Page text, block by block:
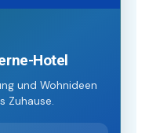
Hotel
und Wohnideen
Zuhause.